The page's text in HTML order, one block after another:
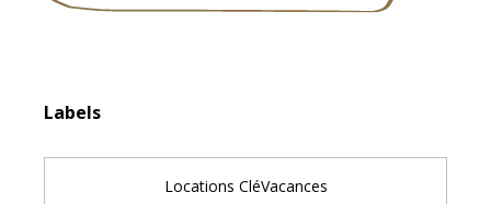
Labels
Labels
Locations CléVacances